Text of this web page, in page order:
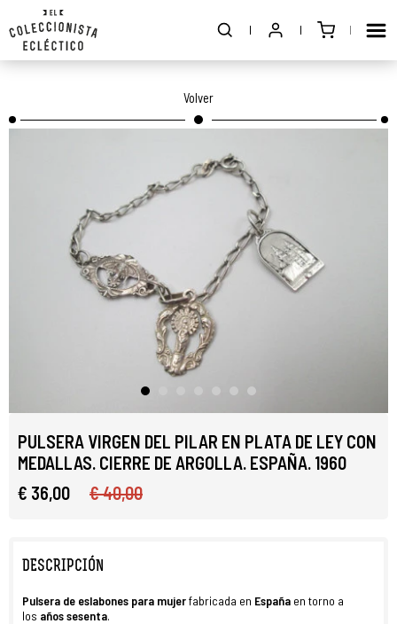
Volver
PULSERA VIRGEN DEL PILAR EN PLATA DE LEY CON
MEDALLAS. CIERRE DE ARGOLLA. ESPAÑA. 1960
€ 36,00
€ 40,00
DESCRIPCIÓN
Pulsera de eslabones para mujerfabricada en España en torno a
los años sesenta.